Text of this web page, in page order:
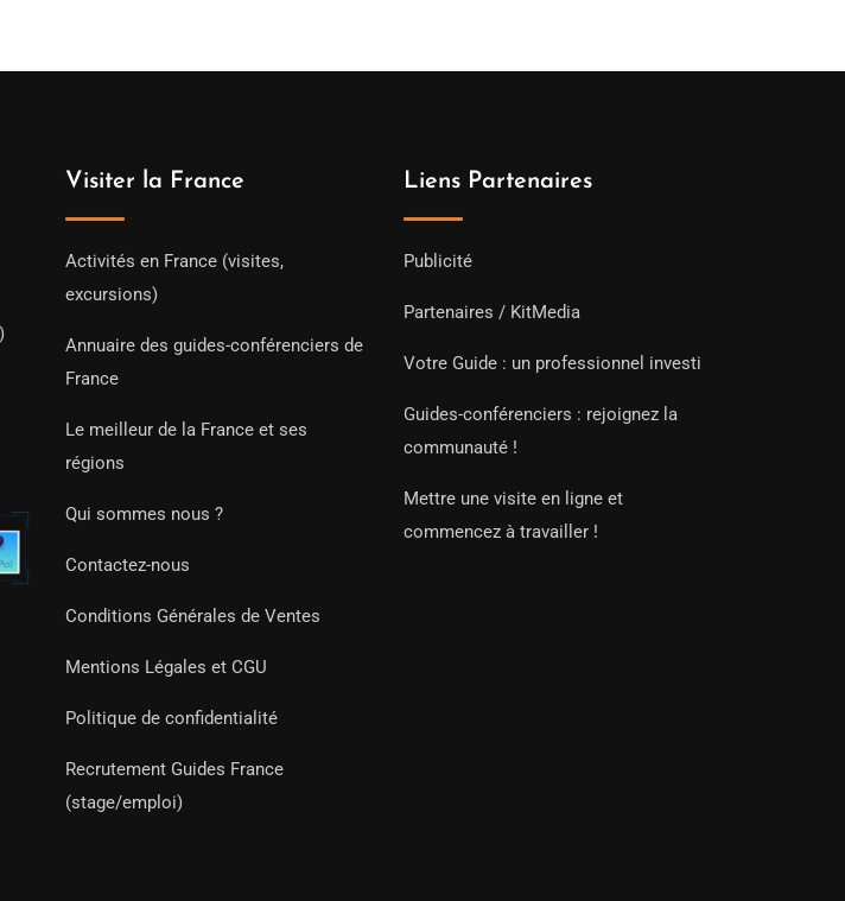
Visiter la France
Activités en France (visites,
excursions)
Annuaire des guides-conférenciers de
France
Le meilleur de la France et ses
régions
Qui sommes nous ?
Contactez-nous
Conditions Générales de Ventes
Mentions Légales et CGU
Politique de confidentialité
Recrutement Guides France
(stage/emploi)
Liens Partenaires
Publicité
Partenaires / KitMedia
Votre Guide : un professionnel investi
Guides-conférenciers : rejoignez la
communauté !
Mettre une visite en ligne et
commencez à travailler !